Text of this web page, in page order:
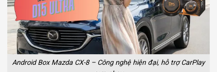
Android Box Mazda CX-8 – Công nghệ hiện đại, hỗ trợ CarPlay